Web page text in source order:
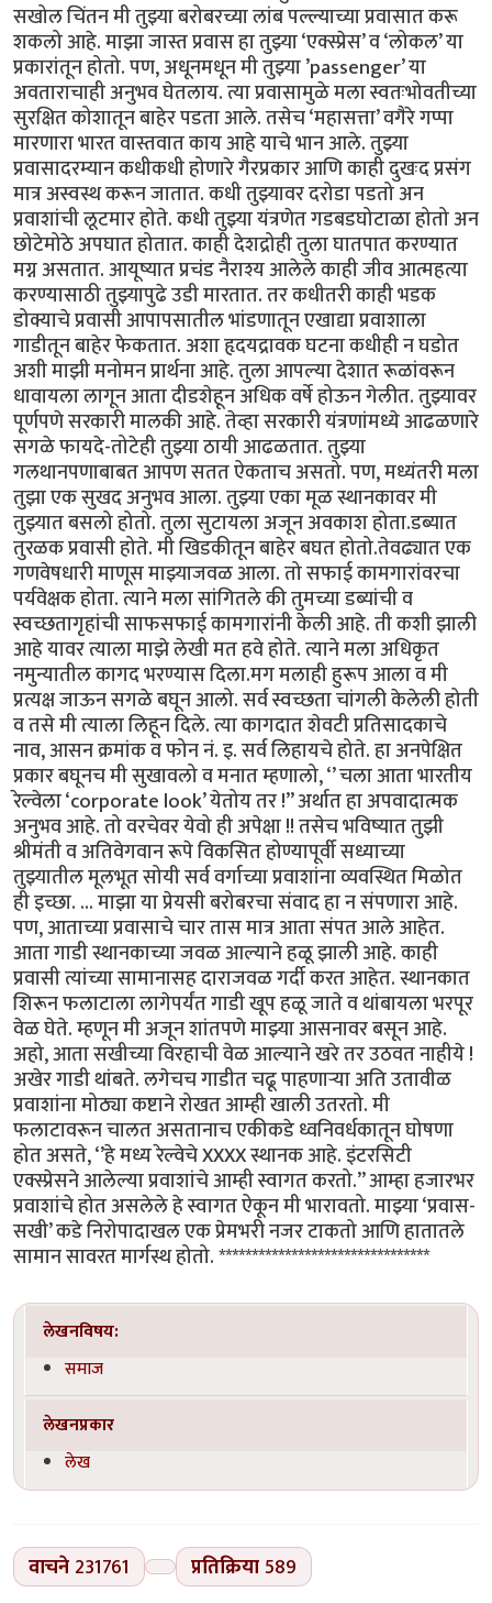
सखोल चिंतन मी तुझ्या बरोबरच्या लांब पल्ल्याच्या प्रवासात करू
शकलो आहे. माझा जास्त प्रवास हा तुझ्या ‘एक्स्प्रेस’ व ‘लोकल’ या
प्रकारांतून होतो. पण, अधूनमधून मी तुझ्या ’passenger’ या
अवताराचाही अनुभव घेतलाय. त्या प्रवासामुळे मला स्वतःभोवतीच्या
सुरक्षित कोशातून बाहेर पडता आले. तसेच ‘महासत्ता’ वगैरे गप्पा
मारणारा भारत वास्तवात काय आहे याचे भान आले. तुझ्या
प्रवासादरम्यान कधीकधी होणारे गैरप्रकार आणि काही दुखःद प्रसंग
मात्र अस्वस्थ करून जातात. कधी तुझ्यावर दरोडा पडतो अन
प्रवाशांची लूटमार होते. कधी तुझ्या यंत्रणेत गडबडघोटाळा होतो अन
छोटेमोठे अपघात होतात. काही देशद्रोही तुला घातपात करण्यात
मग्न असतात. आयूष्यात प्रचंड नैराश्य आलेले काही जीव आत्महत्या
करण्यासाठी तुझ्यापुढे उडी मारतात. तर कधीतरी काही भडक
डोक्याचे प्रवासी आपापसातील भांडणातून एखाद्या प्रवाशाला
गाडीतून बाहेर फेकतात. अशा हृदयद्रावक घटना कधीही न घडोत
अशी माझी मनोमन प्रार्थना आहे. तुला आपल्या देशात रूळांवरून
धावायला लागून आता दीडशेहून अधिक वर्षे होऊन गेलीत. तुझ्यावर
पूर्णपणे सरकारी मालकी आहे. तेव्हा सरकारी यंत्रणांमध्ये आढळणारे
सगळे फायदे-तोटेही तुझ्या ठायी आढळतात. तुझ्या
गलथानपणाबाबत आपण सतत ऐकताच असतो. पण, मध्यंतरी मला
तुझा एक सुखद अनुभव आला. तुझ्या एका मूळ स्थानकावर मी
तुझ्यात बसलो होतो. तुला सुटायला अजून अवकाश होता.डब्यात
तुरळक प्रवासी होते. मी खिडकीतून बाहेर बघत होतो.तेवढ्यात एक
गणवेषधारी माणूस माझ्याजवळ आला. तो सफाई कामगारांवरचा
पर्यवेक्षक होता. त्याने मला सांगितले की तुमच्या डब्यांची व
स्वच्छतागृहांची साफसफाई कामगारांनी केली आहे. ती कशी झाली
आहे यावर त्याला माझे लेखी मत हवे होते. त्याने मला अधिकृत
नमुन्यातील कागद भरण्यास दिला.मग मलाही हुरूप आला व मी
प्रत्यक्ष जाऊन सगळे बघून आलो. सर्व स्वच्छता चांगली केलेली होती
व तसे मी त्याला लिहून दिले. त्या कागदात शेवटी प्रतिसादकाचे
नाव, आसन क्रमांक व फोन नं. इ. सर्व लिहायचे होते. हा अनपेक्षित
प्रकार बघूनच मी सुखावलो व मनात म्हणालो, ‘’ चला आता भारतीय
रेल्वेला ‘corporate look’ येतोय तर !” अर्थात हा अपवादात्मक
अनुभव आहे. तो वरचेवर येवो ही अपेक्षा !! तसेच भविष्यात तुझी
श्रीमंती व अतिवेगवान रूपे विकसित होण्यापूर्वी सध्याच्या
तुझ्यातील मूलभूत सोयी सर्व वर्गाच्या प्रवाशांना व्यवस्थित मिळोत
ही इच्छा. ... माझा या प्रेयसी बरोबरचा संवाद हा न संपणारा आहे.
पण, आताच्या प्रवासाचे चार तास मात्र आता संपत आले आहेत.
आता गाडी स्थानकाच्या जवळ आल्याने हळू झाली आहे. काही
प्रवासी त्यांच्या सामानासह दाराजवळ गर्दी करत आहेत. स्थानकात
शिरून फलाटाला लागेपर्यंत गाडी खूप हळू जाते व थांबायला भरपूर
वेळ घेते. म्हणून मी अजून शांतपणे माझ्या आसनावर बसून आहे.
अहो, आता सखीच्या विरहाची वेळ आल्याने खरे तर उठवत नाहीये !
अखेर गाडी थांबते. लगेचच गाडीत चढू पाहणाऱ्या अति उतावीळ
प्रवाशांना मोठ्या कष्टाने रोखत आम्ही खाली उतरतो. मी
फलाटावरून चालत असतानाच एकीकडे ध्वनिवर्धकातून घोषणा
होत असते, ‘’हे मध्य रेल्वेचे XXXX स्थानक आहे. इंटरसिटी
एक्स्प्रेसने आलेल्या प्रवाशांचे आम्ही स्वागत करतो.’’ आम्हा हजारभर
प्रवाशांचे होत असलेले हे स्वागत ऐकून मी भारावतो. माझ्या ‘प्रवास-
सखी’ कडे निरोपादाखल एक प्रेमभरी नजर टाकतो आणि हातातले
सामान सावरत मार्गस्थ होतो. ********************************
लेखनविषय:
समाज
लेखनप्रकार
लेख
वाचने 231761 प्रतिक्रिया589